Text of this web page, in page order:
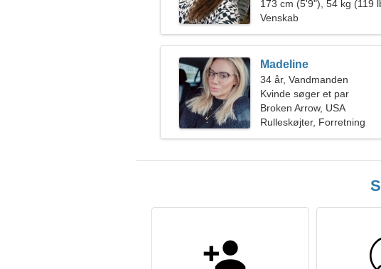
173 cm (5'9"), 54 kg (119
Venskab
Madeline
34 år, Vandmanden
Kvinde søger et par
Broken Arrow, USA
Rulleskøjter, Forretning